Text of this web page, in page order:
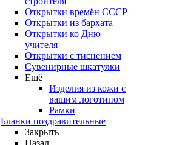
Открытки времён СССР
Открытки из бархата
Открытки ко Дню
учителя
Открытки с тиснением
Сувенирные шкатулки
Ещё
Изделия из кожи с
вашим логотипом
Рамки
Бланки поздравительные
Закрыть
Назад